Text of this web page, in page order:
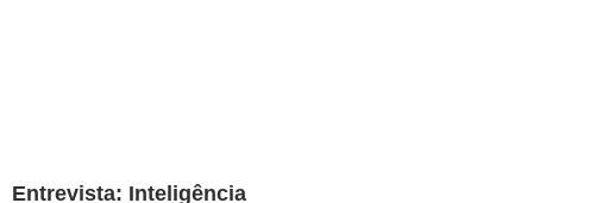
Entrevista: Inteligência